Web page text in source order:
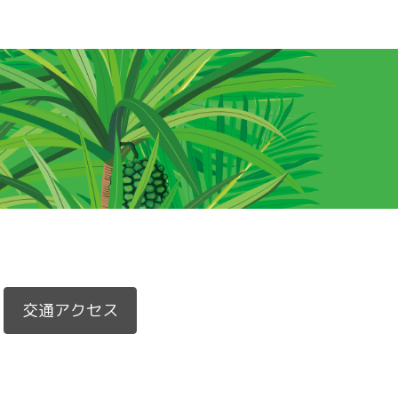
交通アクセス